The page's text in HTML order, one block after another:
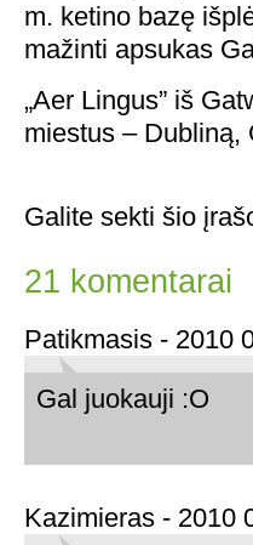
m. ketino bazę
mažinti apsukas
„Aer Lingus” iš
miestus – Dubliną,
Galite sekti šio
21 komentarai
Patikmasis - 2010
Gal juokauji :O
Kazimieras - 2010